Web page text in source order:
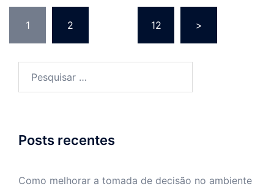
por
posts
1 2 12 >
por:
Posts recentes
Como melhorar a tomada de decisão no ambiente